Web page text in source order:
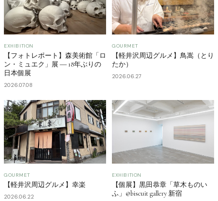
EXHIBITION
【フォトレポート】森美術館「ロ
ン・ミュエク」展 ― 18年ぶりの
日本個展
2026.07.08
GOURMET
【軽井沢周辺グルメ】鳥嵩（とり
たか）
2026.06.27
GOURMET
【軽井沢周辺グルメ】幸楽
2026.06.22
EXHIBITION
【個展】黒田恭章「草木ものい
ふ」@biscuit gallery 新宿